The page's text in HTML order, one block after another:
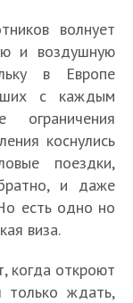
волнует
и воздушную
в Европе
с каждым
коснулись
поездки,
и даже
есть одно но
виза.
когда откроют
только ждать,